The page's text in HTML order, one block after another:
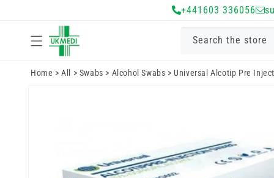
+441603 336056
Search the store
Home >All > Swabs > Alcohol Swabs > Universal Alcotip Pre